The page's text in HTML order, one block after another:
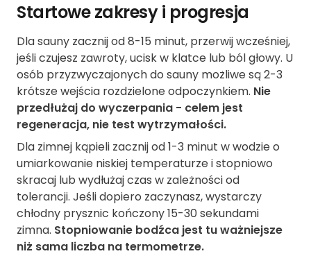
Startowe zakresy i progresja
Dla sauny zacznij od 8-15 minut, przerwij wcześniej,
jeśli czujesz zawroty, ucisk w klatce lub ból głowy. U
osób przyzwyczajonych do sauny możliwe są 2-3
krótsze wejścia rozdzielone odpoczynkiem. Nie
przedłużaj do wyczerpania - celem jest
regeneracja, nie test wytrzymałości.
Dla zimnej kąpieli zacznij od 1-3 minut w wodzie o
umiarkowanie niskiej temperaturze i stopniowo
skracaj lub wydłużaj czas w zależności od
tolerancji. Jeśli dopiero zaczynasz, wystarczy
chłodny prysznic kończony 15-30 sekundami
zimna. Stopniowanie bodźca jest tu ważniejsze
niż sama liczba na termometrze.